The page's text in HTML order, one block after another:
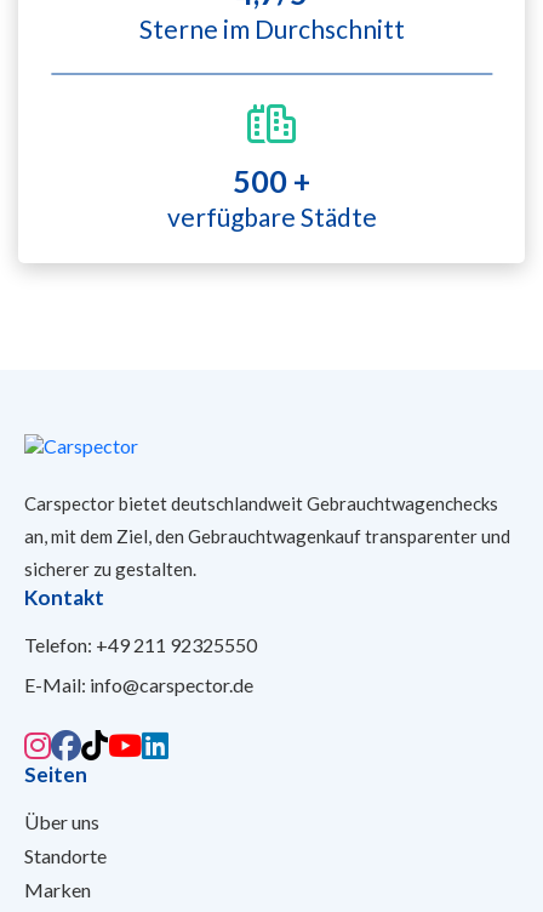
Sterne im Durchschnitt
500 +
verfügbare Städte
Carspector bietet deutschlandweit Gebrauchtwagenchecks
an, mit dem Ziel, den Gebrauchtwagenkauf transparenter und
sicherer zu gestalten.
Kontakt
Telefon: +49 211 92325550
E-Mail: info@carspector.de
Seiten
Über uns
Standorte
Marken